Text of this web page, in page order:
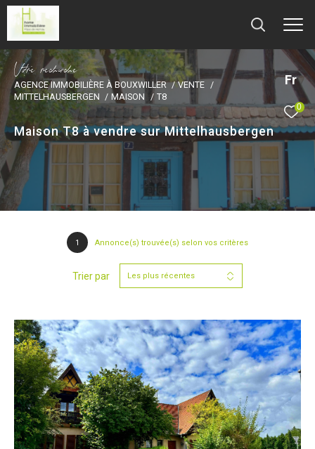
Fr
0
Vore recece
AGENCE IMMOBILIÈRE À BOUXWILLER
VENTE
MITTELHAUSBERGEN
MAISON T8
Maison T8 à vendre sur Mittelhausbergen
1 Annonce(s) trouvée(s) selon vos critères
Trier par Les plus récentes